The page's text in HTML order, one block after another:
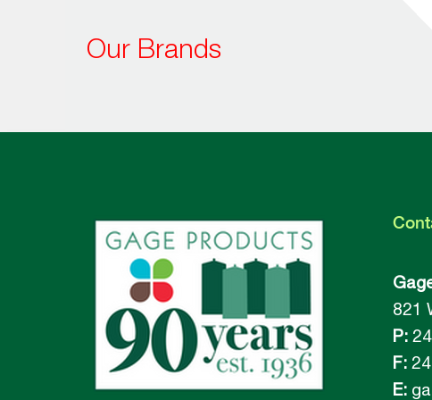
Our Brands
821
P:
F:
E: